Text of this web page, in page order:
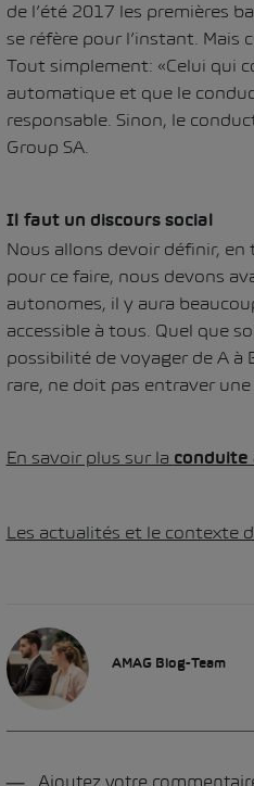
de l’été 2017 les premières
se réfère pour l’instant. Mais
Tout simplement: «Celui qui
automatique et que le
responsable. Sinon, le
Group SA.
Il faut un discours social
Nous allons devoir définir, en
pour ce faire, nous devons
autonomes, il y aura
accessible à tous. Quel que
possibilité de voyager de A à
rare, ne doit pas entraver
En savoir plus sur la conduite
Les actualités et le contexte
AMAG Blog-Team